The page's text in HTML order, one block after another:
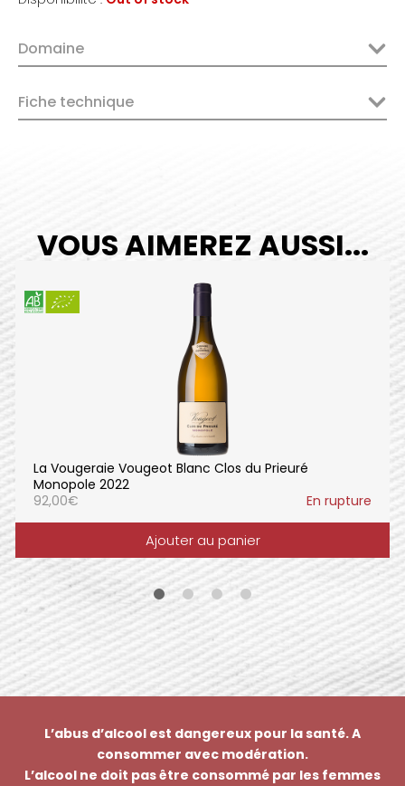
Domaine
Fiche technique
VOUS AIMEREZ AUSSI...
La Vougeraie Vougeot Blanc Clos du Prieuré
Monopole 2022
92,00€ En rupture
Ajouter au panier
L’abus d’alcool est dangereux pour la santé. A
consommer avec modération.
L’alcool ne doit pas être consommé par les femmes